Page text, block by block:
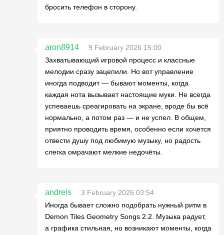
бросить телефон в сторону.
aron8914
9 February 2026 15:00
Захватывающий игровой процесс и классные
мелодии сразу зацепили. Но вот управление
иногда подводит — бывают моменты, когда
каждая нота вызывает настоящие муки. Не всегда
успеваешь среагировать на экране, вроде бы всё
нормально, а потом раз — и не успел. В общем,
приятно проводить время, особенно если хочется
отвести душу под любимую музыку, но радость
слегка омрачают мелкие недочёты.
andreis
3 February 2026 03:54
Иногда бывает сложно подобрать нужный ритм в
Demon Tiles Geometry Songs 2.2. Музыка радует,
а графика стильная, но возникают моменты, когда